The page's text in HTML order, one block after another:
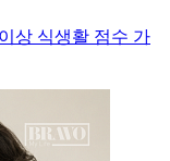
상 식생활 점수 가